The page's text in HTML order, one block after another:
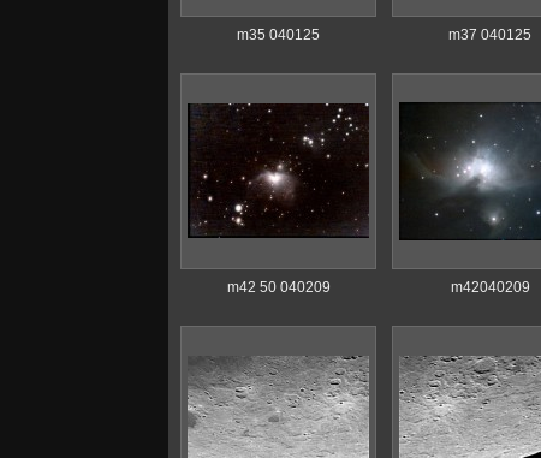
m35 040125 m37 040125
m42 50 040209 m42040209